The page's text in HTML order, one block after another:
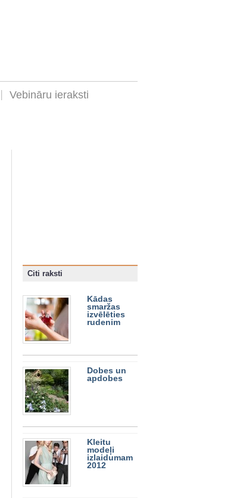
Vebināru ieraksti
Citi raksti
Kādas
smaržas
izvēlēties
rudenim
Dobes un
apdobes
Kleitu
modeļi
izlaidumam
2012